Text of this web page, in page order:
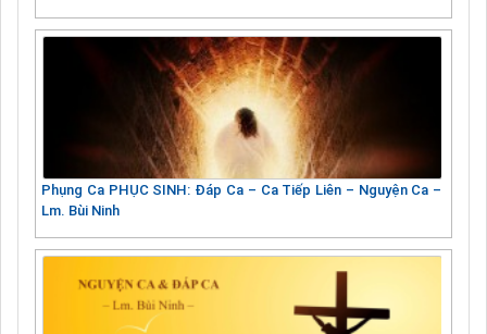
Phụng Ca PHỤC SINH: Đáp Ca – Ca Tiếp Liên – Nguyện Ca –
Lm. Bùi Ninh